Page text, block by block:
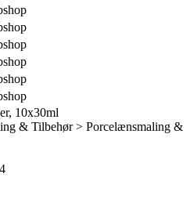
10x30ml
& Tilbehør > Porcelænsmaling &